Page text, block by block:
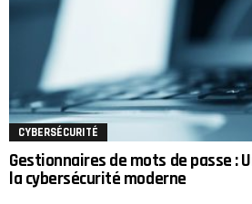
CYBERSÉCURITÉ
Gestionnaires de mots de passe :
la cybersécurité moderne